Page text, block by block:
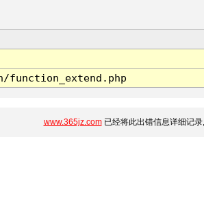
function_extend.php
www.365jz.com已经将此出错信息详细记